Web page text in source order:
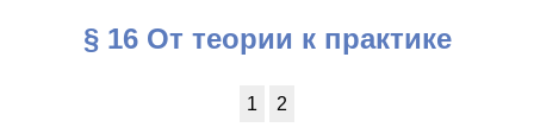
§ 16 От теории к практике
1 2